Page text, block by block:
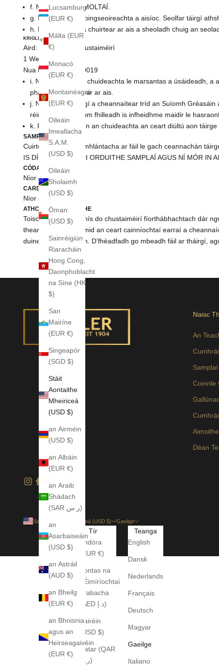
Lucsamburg
(EUR €)
Málta (EUR
€)
Monacó
(EUR €)
Montainéagró
(EUR €)
Oileáin
Imeallacha
S.A.M.
(USD $)
Oileáin
Sholaimh
(USD $)
Óman
(USD $)
Sainréigiún
Riaracháin
Hong Cong,
Daonphoblacht
na Síne (HKD
$)
San
Mairíne
(EUR €)
Singeapór
(SGD $)
Stáit
Aontaithe
Mheiriceá
(USD $)
an Airméin
(USD $)
an Albáin
(EUR €)
an Araib
Shádach
(SAR ر.س)
an
Asarbaiseáin
(USD $)
an Astráil
(AUD $)
an Bheilg
(EUR €)
an Bhoisnia
agus an
Heirseagaivéin
(EUR €)
f. Ní eiseofar NÍL MOLTAÍ.
g. Ní féidir muirir loingseoireachta a aisíoc. Seolfar táirgí
h. Ba chóir táirgí a chuirtear ar ais a sheoladh chuig an
KRIGLER
Aird: Seirbhís do Chustaiméirí
1 West 58th Street
Nua Eabhrac, NY 10019
i. Ní ghlacfaidh an chuideachta le marsantas a úsáideadh,
phacáistí a chuirtear ar ais.
j. Ní féidir ach táirgí a cheannaítear tríd an Suíomh
réir na mbeartas um fhilleadh is infheidhme maidir le
k. Forchoimeádann an chuideachta an ceart diúltú aon
SAMPLES
Cuirtear samplaí comhlántacha ar fáil le gach ceannachán
IS DÍOL SÁSAIMH DI ORDUITHE SAMPLAÍ AGUS NÍ MÓR IN
CÓDANNA VOUCHER
Níor glacadh
CARDS E-GIFT
Níor glacadh
ATHCHÓIRIÚ ORDUITHE
Toisc go bhfuil seirbhís do chustaiméirí fíorthábhachtach dár
theannta sin, coinnímid an ceart cainníochtaí earraí a
duine ar chúis ar bith. D’fhéadfadh go mbeadh fáil ar tháirgí,
Naisc
An
Samplaí
Coinnle
Déan
Stáit Aontaithe Mheiriceá (USD $)
Tír
Andóra
(EUR €)
Aontas na
nÉimíríochtaí
Arabacha
(AED د.إ)
Bairéin
(USD $)
Catar (QAR
ر.ق)
Gaeilge
Teanga
English
Dansk
Nederlands
Français
Deutsch
Magyar
Gaeilge
Italiano